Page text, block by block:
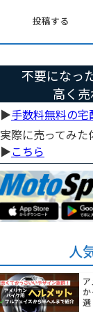
投稿する
不要になっ
高く売
▶︎手数料無料の宅
実際に売ってみた
▶︎こちら
人
選